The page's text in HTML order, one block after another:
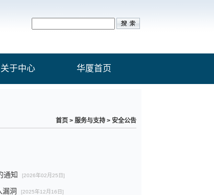
关于中心 华厦首页
首页 > 服务与支持 > 安全公告
通知 [2026年02月25日]
漏洞 [2025年12月16日]